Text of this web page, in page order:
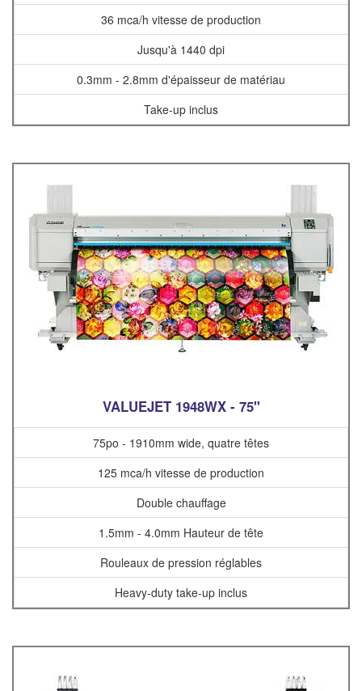
36 mca/h vitesse de production
Jusqu'à 1440 dpi
0.3mm - 2.8mm d'épaisseur de matériau
Take-up inclus
VALUEJET 1948WX - 75"
75po - 1910mm wide, quatre têtes
125 mca/h vitesse de production
Double chauffage
1.5mm - 4.0mm Hauteur de tête
Rouleaux de pression réglables
Heavy-duty take-up inclus